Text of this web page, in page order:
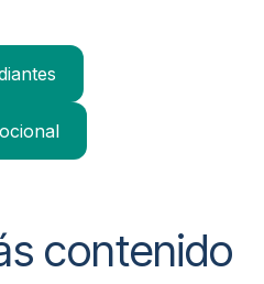
contenido